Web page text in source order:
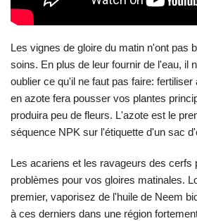
Les vignes de gloire du matin n'ont pas
soins. En plus de leur fournir de l'eau, il
oublier ce qu'il ne faut pas faire:
en azote fera pousser vos plantes
produira peu de fleurs. L'azote est le
séquence NPK sur l'étiquette d'un sac
Les acariens et les ravageurs des cerfs
problèmes pour vos gloires matinales.
premier, vaporisez de l'huile de Neem
à ces derniers dans une région